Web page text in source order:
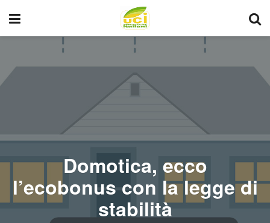
Domotica, ecco
l’ecobonus con la legge di
stabilità